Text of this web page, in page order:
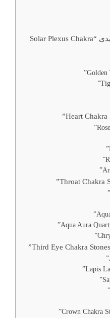
سنگ های چاکرا شبکه خورشیدی “Solar Plexus Chakra